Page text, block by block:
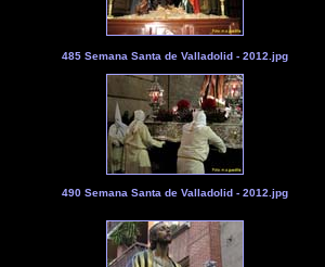
485 Semana Santa de Valladolid - 2012.jpg
490 Semana Santa de Valladolid - 2012.jpg